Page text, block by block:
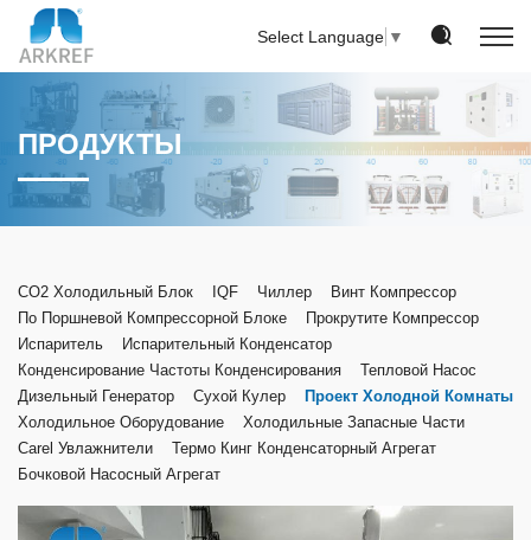
Select Language ▼
ПРОДУКТЫ
CO2 Холодильный Блок IQF Чиллер
Винт Компрессор
По Поршневой Компрессорной Блоке
Прокрутите Компрессор
Испаритель
Испарительный Конденсатор
Конденсирование Частоты Конденсирования
Тепловой Насос
Дизельный Генератор
Сухой Кулер
Проект Холодной Комнаты
Холодильное Оборудование
Холодильные Запасные Части
Carel Увлажнители
Термо Кинг Конденсаторный Агрегат
Бочковой Насосный Агрегат